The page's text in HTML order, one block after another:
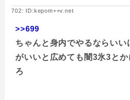
702: ID:kepom++v.net
>>699
ちゃんと身内でやるならい
がいいと広めても闇3氷3と
ろ